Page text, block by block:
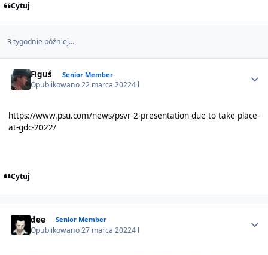
Cytuj
3 tygodnie później...
Figuś Senior Member
Opublikowano22 marca 20224 l
https://www.psu.com/news/psvr-2-presentation-due-to-take-place-
at-gdc-2022/
Cytuj
dee Senior Member
Opublikowano27 marca 20224 l